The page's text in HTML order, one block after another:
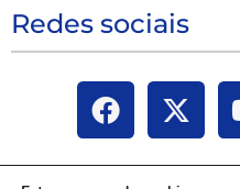
Redes sociais